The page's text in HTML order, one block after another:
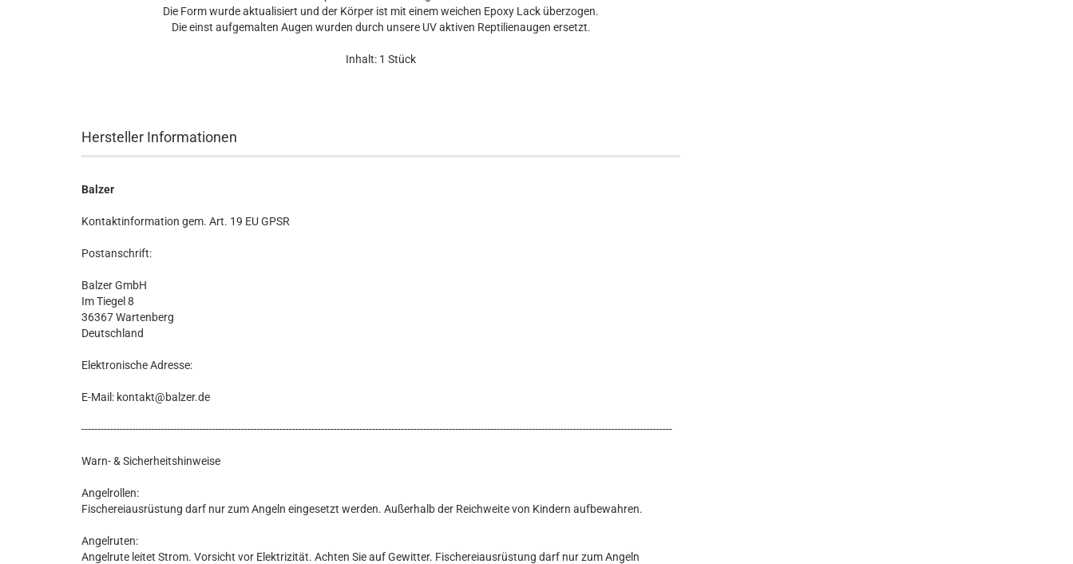
Die Form wurde aktualisiert und der Körper ist mit einem weichen Epoxy Lack überzogen.
Die einst aufgemalten Augen wurden durch unsere UV aktiven Reptilienaugen ersetzt.
Inhalt: 1 Stück
Hersteller Informationen
Balzer
Kontaktinformation gem. Art. 19 EU GPSR
Postanschrift:
Balzer GmbH
Im Tiegel 8
36367 Wartenberg
Deutschland
Elektronische Adresse:
E-Mail: kontakt@balzer.de
-----------------------------------------------------------------------------------------------------------------------------------------------------------------------------------------
Warn- & Sicherheitshinweise
Angelrollen:
Fischereiausrüstung darf nur zum Angeln eingesetzt werden. Außerhalb der Reichweite von Kindern aufbewahren.
Angelruten:
Angelrute leitet Strom. Vorsicht vor Elektrizität. Achten Sie auf Gewitter. Fischereiausrüstung darf nur zum Angeln